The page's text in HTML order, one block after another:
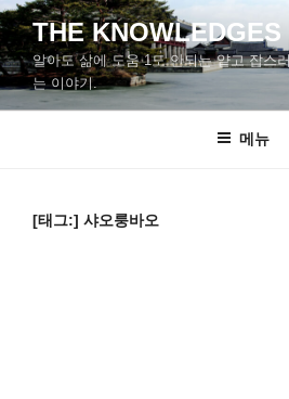
콘
츠
로
바
THE KNOWLEDGES
알아도 삶에 도움 1도 안되는 얕고 잡스
는 이야기.
메뉴
[태그:] 샤오룽바오